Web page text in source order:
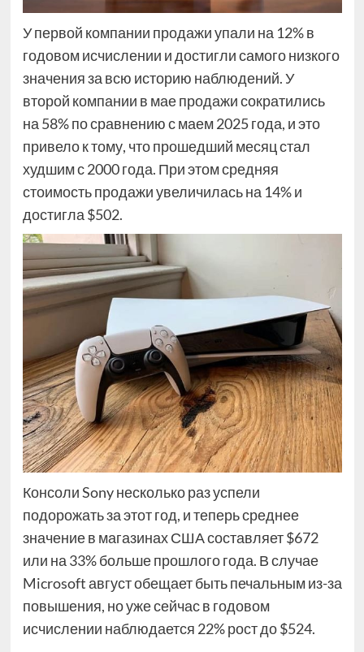
У первой компании продажи упали на 12% в
годовом исчислении и достигли самого низкого
значения за всю историю наблюдений. У
второй компании в мае продажи сократились
на 58% по сравнению с маем 2025 года, и это
привело к тому, что прошедший месяц стал
худшим с 2000 года. При этом средняя
стоимость продажи увеличилась на 14% и
достигла $502.
Консоли Sony несколько раз успели
подорожать за этот год, и теперь среднее
значение в магазинах США составляет $672
или на 33% больше прошлого года. В случае
Microsoft август обещает быть печальным из-за
повышения, но уже сейчас в годовом
исчислении наблюдается 22% рост до $524.